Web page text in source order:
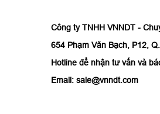
Công ty TNHH VNNDT -
654 Phạm Văn Bạch, P12,
Hotline để nhận tư vấn và
Email: sale@vnndt.com